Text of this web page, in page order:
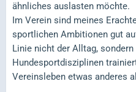
ähnliches auslasten möchte.
Im Verein sind meines
sportlichen Ambitionen gut
Linie nicht der Alltag,
Hundesportdisziplinen
Vereinsleben etwas anderes